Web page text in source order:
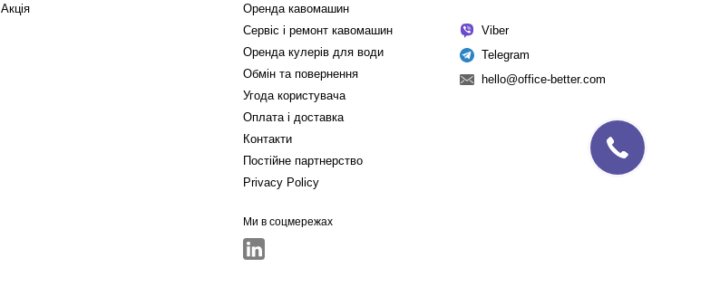
Акція
Оренда кавомашин
Сервіс і ремонт кавомашин
Оренда кулерів для води
Обмін та повернення
Угода користувача
Оплата і доставка
Контакти
Постійне партнерство
Privacy Policy
Ми в соцмережах
Viber
Telegram
hello@office-better.com